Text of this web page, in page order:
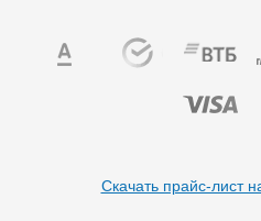
Скачать прайс-лист